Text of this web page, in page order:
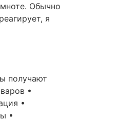
Обычно
я
получают
•
•
•